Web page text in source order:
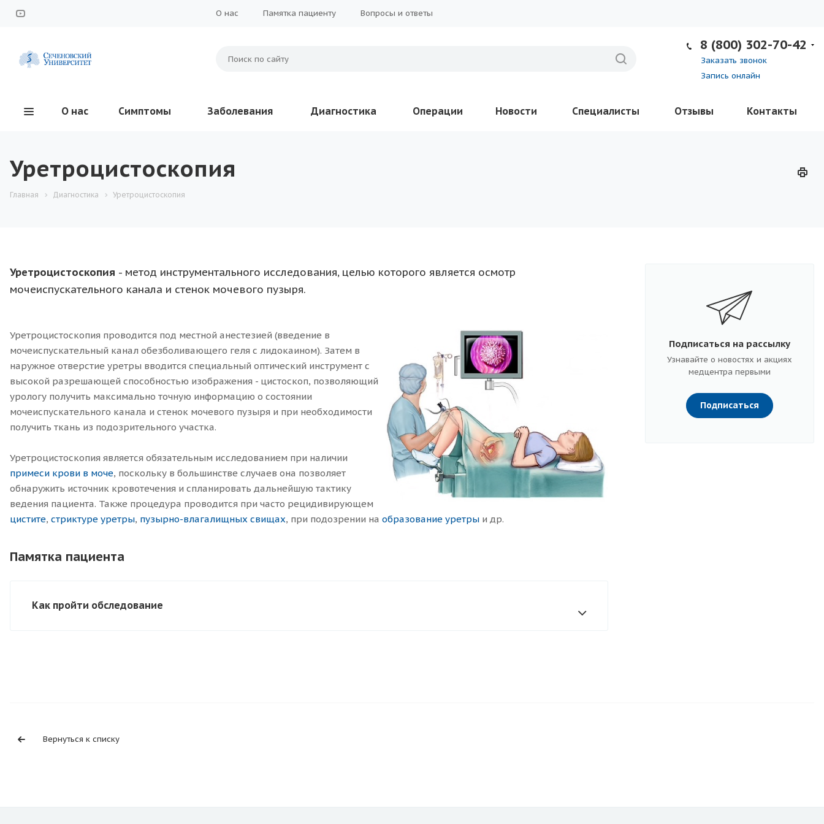
О нас Памятка пациенту Вопросы и ответы
8 (800) 302-70-42
Заказать звонок
Запись онлайн
О нас Симптомы Заболевания Диагностика Операции Новости Специалисты Отзывы Контакты
Уретроцистоскопия
Главная Диагностика Уретроцистоскопия
Уретроцистоскопия - метод инструментального исследования, целью которого является осмотр
мочеиспускательного канала и стенок мочевого пузыря.
Уретроцистоскопия проводится под местной анестезией (введение в
мочеиспускательный канал обезболивающего геля с лидокаином). Затем в
наружное отверстие уретры вводится специальный оптический инструмент с
высокой разрешающей способностью изображения - цистоскоп, позволяющий
урологу получить максимально точную информацию о состоянии
мочеиспускательного канала и стенок мочевого пузыря и при необходимости
получить ткань из подозрительного участка.
Уретроцистоскопия является обязательным исследованием при наличии
примеси крови в моче, поскольку в большинстве случаев она позволяет
обнаружить источник кровотечения и спланировать дальнейшую тактику
ведения пациента. Также процедура проводится при часто рецидивирующем
цистите, стриктуре уретры, пузырно-влагалищных свищах, при подозрении на образование уретры и др.
Памятка пациента
Как пройти обследование
Подписаться на рассылку
Узнавайте о новостях и акциях
медцентра первыми
Подписаться
Вернуться к списку